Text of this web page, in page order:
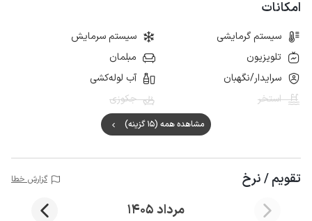
امکانات
سیستم گرمایشی
سیستم سرمایش
تلویزیون
مبلمان
سرایدار/نگهبان
آب لوله‌کشی
استخر
جکوزی
مشاهده همه (15 گزینه)
تقویم / نرخ گزارش خطا
مرداد 1405